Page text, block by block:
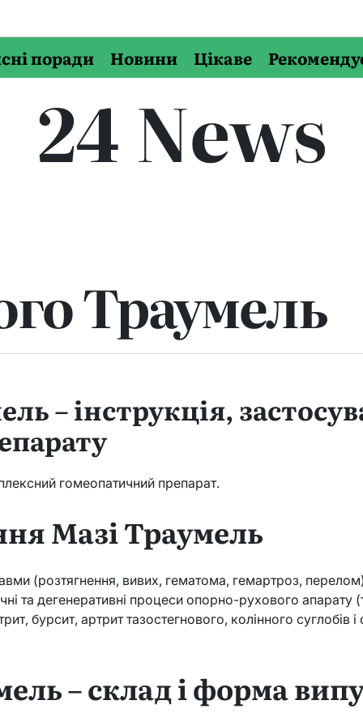
поради Новини Цікаве
24 News
Траумель
– інструкція,
гомеопатичний препарат.
Мазі Траумель
(розтягнення, вивих, гематома, гемартроз,
та дегенеративні процеси опорно-рухового апарату
бурсит, артрит тазостегнового, колінного суглобів і
– склад і форма